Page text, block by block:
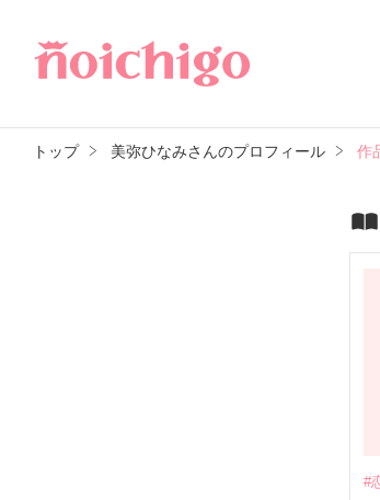
トップ 美弥ひなみさんのプロフィール 作
#